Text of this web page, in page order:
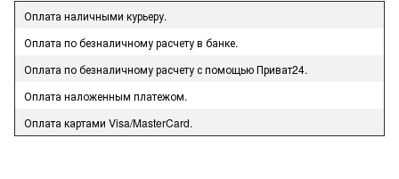
Оплата наличными курьеру.
Оплата по безналичному расчету в банке.
Оплата по безналичному расчету с помощью Приват24.
Оплата наложенным платежом.
Оплата картами Visa/MasterCard.